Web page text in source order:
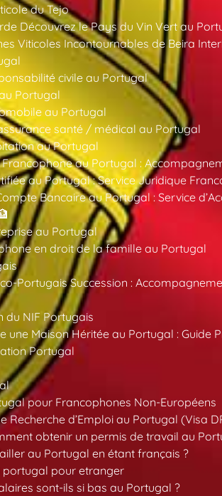
du Tejo
Découvrez le Pays du Vin Vert au
Viticoles Incontournables de Beira
civile au Portugal
Portugal
au Portugal
santé / médical au Portugal
au Portugal
au Portugal :
au Portugal : Service Juridique
Bancaire au Portugal : Service
au Portugal
en droit de la famille au Portugal
Portugais Succession :
du NIF Portugais
une Maison Héritée au Portugal : Guide
Portugal
pour Francophones Non-Européens
Recherche d’Emploi au Portugal (Visa
obtenir un permis de travail au
au Portugal en étant français ?
portugal pour etranger
sont-ils si bas au Portugal ?